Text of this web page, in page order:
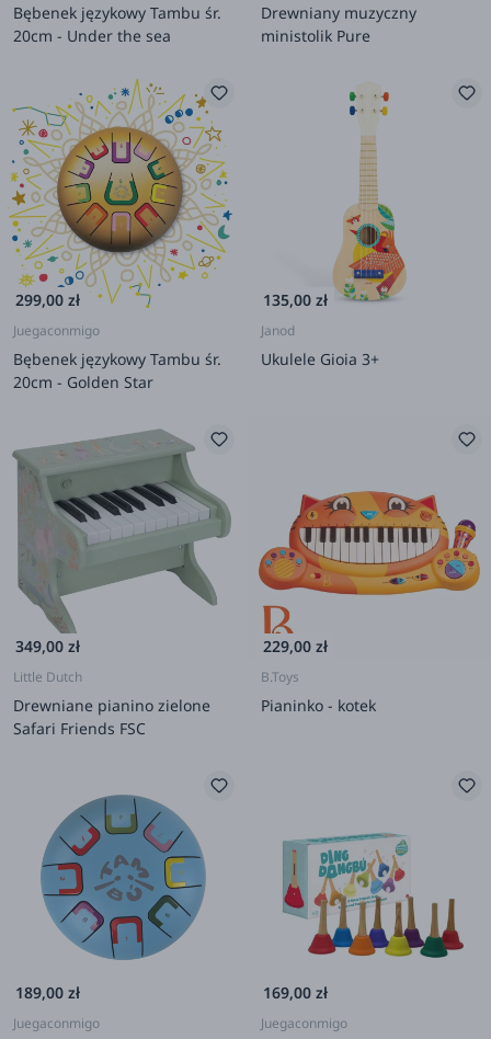
Bębenek językowy Tambu śr.
20cm - Under the sea
Drewniany muzyczny
ministolik Pure
299,00 zł
Juegaconmigo
Bębenek językowy Tambu śr.
20cm - Golden Star
135,00 zł
Janod
Ukulele Gioia 3+
349,00 zł
Little Dutch
Drewniane pianino zielone
Safari Friends FSC
229,00 zł
B.Toys
Pianinko - kotek
189,00 zł
Juegaconmigo
169,00 zł
Juegaconmigo